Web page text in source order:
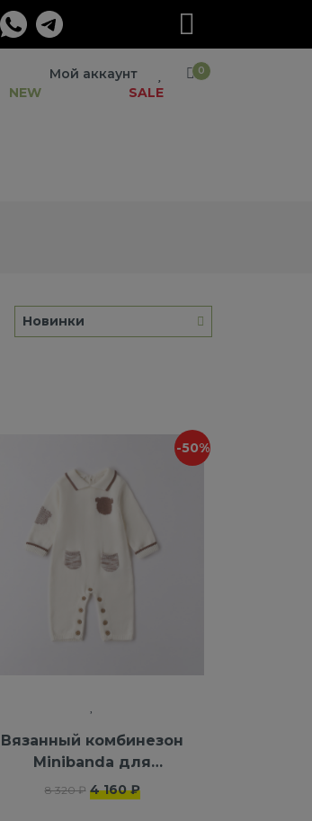
Мой аккаунт 0
NEW SALE
Новинки
-50%
Вязанный комбинезон
Minibanda для
мальчиков
8 320 ₽ 4 160 ₽